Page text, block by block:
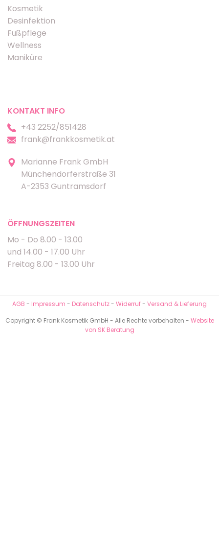
Kosmetik
Desinfektion
Fußpflege
Wellness
Maniküre
KONTAKT INFO
+43 2252/851428
frank@frankkosmetik.at
Marianne Frank GmbH
Münchendorferstraße 31
A-2353 Guntramsdorf
ÖFFNUNGSZEITEN
Mo - Do 8.00 - 13.00
und 14.00 - 17.00 Uhr
Freitag 8.00 - 13.00 Uhr
AGB - Impressum - Datenschutz- Widerruf- Versand & Lieferung
Copyright © Frank Kosmetik GmbH - Alle Rechte vorbehalten - Website
von SK Beratung